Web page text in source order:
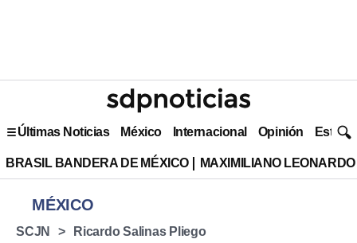
Últimas Noticias México Internacional Opinión Estilo
BRASIL BANDERA DE MÉXICO MAXIMILIANO
MÉXICO
SCJN Ricardo Salinas Pliego